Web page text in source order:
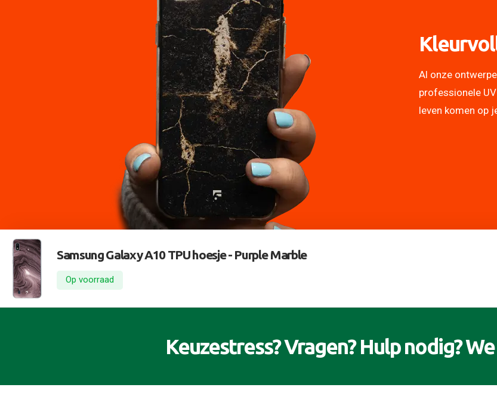
Al onze
professionele
leven komen op
Samsung Galaxy A10 TPU hoesje -Purple Marble
Op voorraad
Keuzestress? Vragen? Hulp nodig? We